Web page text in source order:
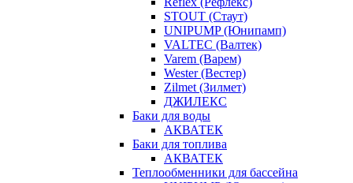
STOUT (Стаут)
UNIPUMP (Юнипамп)
VALTEC (Валтек)
Varem (Варем)
Wester (Вестер)
Zilmet (Зилмет)
ДЖИЛЕКС
Баки для воды
АКВАТЕК
Баки для топлива
АКВАТЕК
Теплообменники для бассейна